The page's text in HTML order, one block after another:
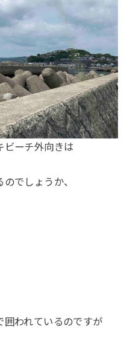
ビーチ外向きは
でしょうか、
囲われているのですが